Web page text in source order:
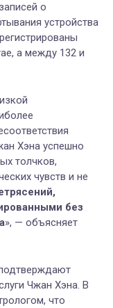
о
устройства
а между 132 и
Хэна успешно
толчков,
чувств и не
без
», — объясняет
Чжан Хэна. В
что